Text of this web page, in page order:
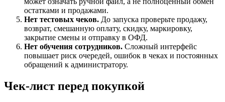
остатками и продажами.
Нет тестовых чеков. До запуска проверьте продажу,
возврат, смешанную оплату, скидку, маркировку,
закрытие смены и отправку в ОФД.
Нет обучения сотрудников. Сложный интерфейс
повышает риск очередей, ошибок в чеках и постоянных
обращений к администратору.
Чек-лист перед покупкой